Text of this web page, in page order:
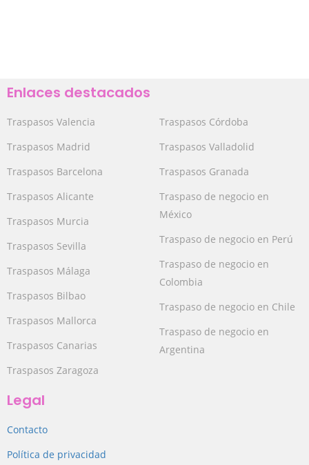
Enlaces destacados
Traspasos Valencia
Traspasos Madrid
Traspasos Barcelona
Traspasos Alicante
Traspasos Murcia
Traspasos Sevilla
Traspasos Málaga
Traspasos Bilbao
Traspasos Mallorca
Traspasos Canarias
Traspasos Zaragoza
Traspasos Córdoba
Traspasos Valladolid
Traspasos Granada
Traspaso de negocio en
México
Traspaso de negocio en Perú
Traspaso de negocio en
Colombia
Traspaso de negocio en Chile
Traspaso de negocio en
Argentina
Legal
Contacto
Política de privacidad